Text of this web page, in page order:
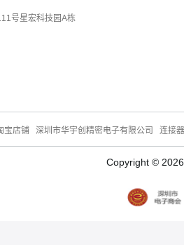
号星宏科技园A栋
宝店铺 深圳市华宇创精密电子有限公司 连接
Copyright ©